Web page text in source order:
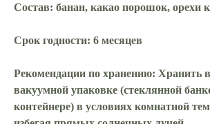
Состав: банан, какао порошок, орехи
Срок годности: 6 месяцев
Рекомендации по хранению: Хранить
вакуумной упаковке (стеклянной
контейнере) в условиях комнатной